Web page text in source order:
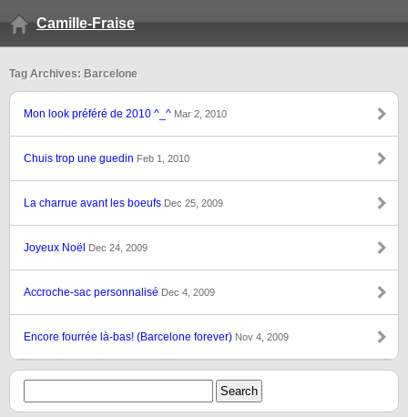
Camille-Fraise
Tag Archives: Barcelone
Mon look préféré de 2010 ^_^ Mar 2, 2010
Chuis trop une guedin Feb 1, 2010
La charrue avant les boeufs Dec 25, 2009
Joyeux Noël Dec 24, 2009
Accroche-sac personnalisé Dec 4, 2009
Encore fourrée là-bas! (Barcelone forever) Nov 4, 2009